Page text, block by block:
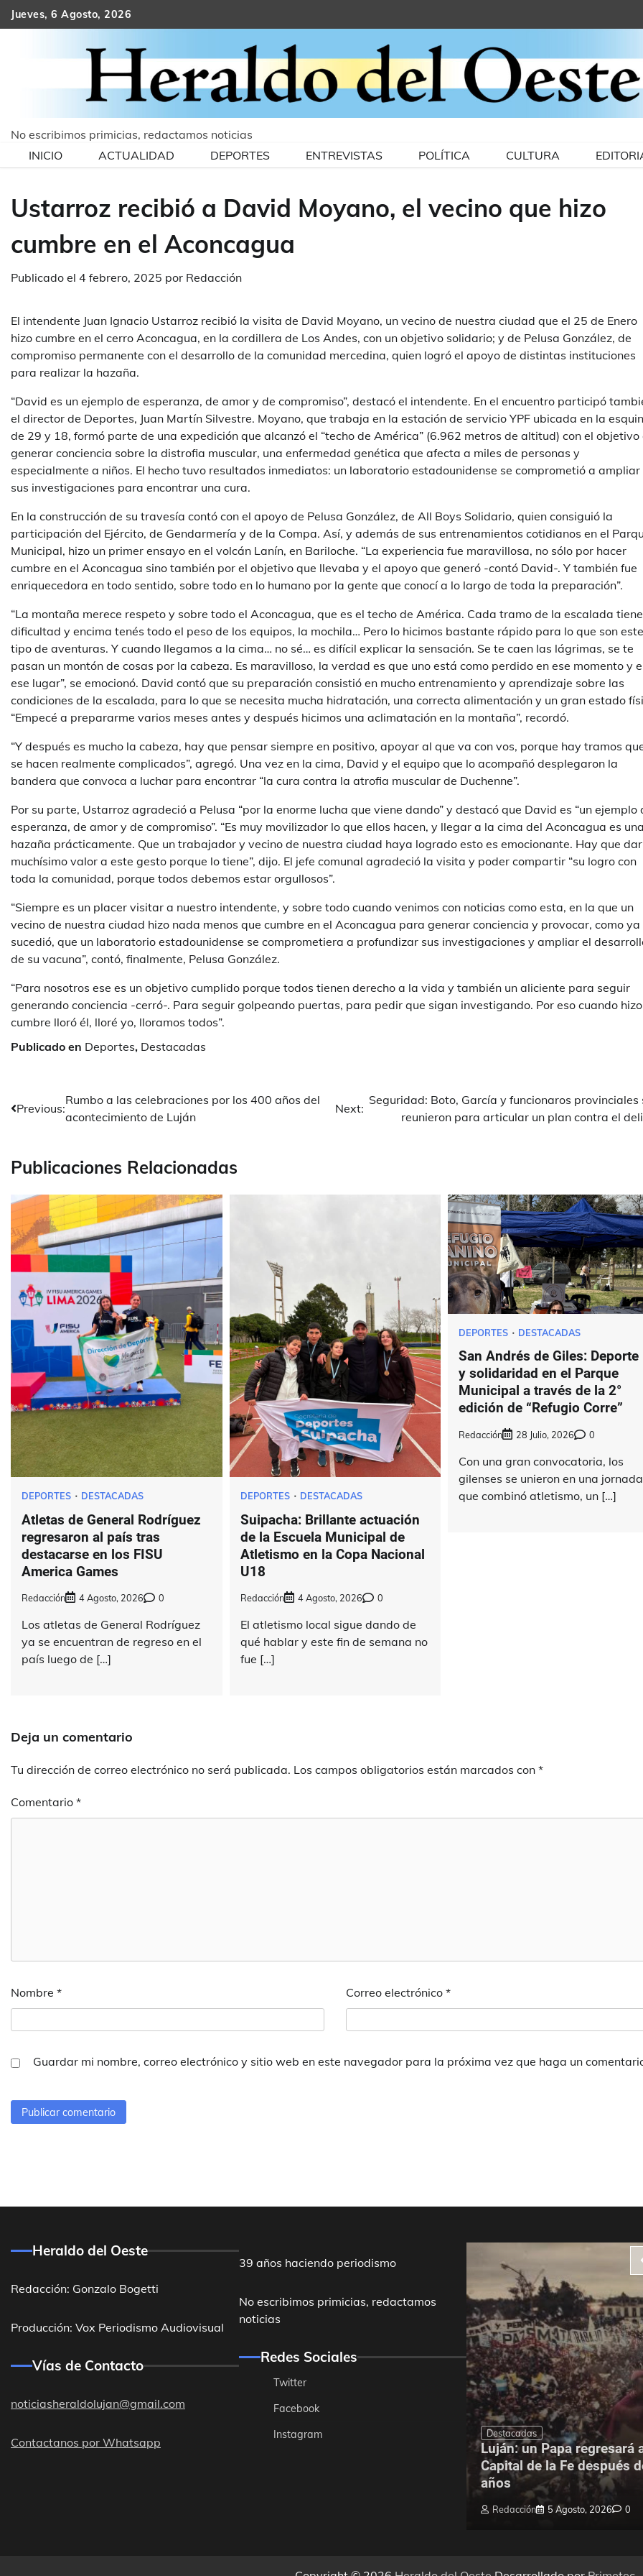
Skip
to
Jueves, 6 Agosto, 2026
No escribimos primicias, redactamos noticias
INICIO
ACTUALIDAD DEPORTES ENTREVISTAS POLÍTICA CULTURA
Ustarroz recibió a David Moyano, el vecino que hizo
cumbre en el Aconcagua
Publicado el 4 febrero, 2025 por Redacción
El intendente Juan Ignacio Ustarroz recibió la visita de David Moyano, un vecino de nuestra ciudad que el 25 de Enero
hizo cumbre en el cerro Aconcagua, en la cordillera de Los Andes, con un objetivo solidario; y de Pelusa González, de
compromiso permanente con el desarrollo de la comunidad mercedina, quien logró el apoyo de distintas instituciones
para realizar la hazaña.
“David es un ejemplo de esperanza, de amor y de compromiso”, destacó el intendente. En el encuentro participó
el director de Deportes, Juan Martín Silvestre. Moyano, que trabaja en la estación de servicio YPF ubicada en la
de 29 y 18, formó parte de una expedición que alcanzó el “techo de América” (6.962 metros de altitud) con el objetivo
generar conciencia sobre la distrofia muscular, una enfermedad genética que afecta a miles de personas y
especialmente a niños. El hecho tuvo resultados inmediatos: un laboratorio estadounidense se comprometió a ampliar
sus investigaciones para encontrar una cura.
En la construcción de su travesía contó con el apoyo de Pelusa González, de All Boys Solidario, quien consiguió la
participación del Ejército, de Gendarmería y de la Compa. Así, y además de sus entrenamientos cotidianos en el
Municipal, hizo un primer ensayo en el volcán Lanín, en Bariloche. “La experiencia fue maravillosa, no sólo por hacer
cumbre en el Aconcagua sino también por el objetivo que llevaba y el apoyo que generó -contó David-. Y también fue
enriquecedora en todo sentido, sobre todo en lo humano por la gente que conocí a lo largo de toda la preparación”.
“La montaña merece respeto y sobre todo el Aconcagua, que es el techo de América. Cada tramo de la escalada
dificultad y encima tenés todo el peso de los equipos, la mochila… Pero lo hicimos bastante rápido para lo que son este
tipo de aventuras. Y cuando llegamos a la cima… no sé… es difícil explicar la sensación. Se te caen las lágrimas, se te
pasan un montón de cosas por la cabeza. Es maravilloso, la verdad es que uno está como perdido en ese momento y
ese lugar”, se emocionó. David contó que su preparación consistió en mucho entrenamiento y aprendizaje sobre las
condiciones de la escalada, para lo que se necesita mucha hidratación, una correcta alimentación y un gran estado
“Empecé a prepararme varios meses antes y después hicimos una aclimatación en la montaña”, recordó.
“Y después es mucho la cabeza, hay que pensar siempre en positivo, apoyar al que va con vos, porque hay tramos
se hacen realmente complicados”, agregó. Una vez en la cima, David y el equipo que lo acompañó desplegaron la
bandera que convoca a luchar para encontrar “la cura contra la atrofia muscular de Duchenne”.
Por su parte, Ustarroz agradeció a Pelusa “por la enorme lucha que viene dando” y destacó que David es “un ejemplo
esperanza, de amor y de compromiso”. “Es muy movilizador lo que ellos hacen, y llegar a la cima del Aconcagua es
hazaña prácticamente. Que un trabajador y vecino de nuestra ciudad haya logrado esto es emocionante. Hay que
muchísimo valor a este gesto porque lo tiene”, dijo. El jefe comunal agradeció la visita y poder compartir “su logro con
toda la comunidad, porque todos debemos estar orgullosos”.
“Siempre es un placer visitar a nuestro intendente, y sobre todo cuando venimos con noticias como esta, en la que un
vecino de nuestra ciudad hizo nada menos que cumbre en el Aconcagua para generar conciencia y provocar, como ya
sucedió, que un laboratorio estadounidense se comprometiera a profundizar sus investigaciones y ampliar el
de su vacuna”, contó, finalmente, Pelusa González.
“Para nosotros ese es un objetivo cumplido porque todos tienen derecho a la vida y también un aliciente para seguir
generando conciencia -cerró-. Para seguir golpeando puertas, para pedir que sigan investigando. Por eso cuando hizo
cumbre lloró él, lloré yo, lloramos todos”.
Publicado en Deportes, Destacadas
Navegación
entradas
Previous:
Rumbo a las celebraciones por los 400 años del
acontecimiento de Luján
Next:
Seguridad: Boto, García y funcionaros provinciales
reunieron para articular un plan contra el
Publicaciones Relacionadas
DEPORTES DESTACADAS
Atletas de General Rodríguez
regresaron al país tras
destacarse en los FISU
America Games
Redacción 4 Agosto, 2026 0
Los atletas de General Rodríguez
ya se encuentran de regreso en el
país luego de […]
DEPORTES DESTACADAS
Suipacha: Brillante actuación
de la Escuela Municipal de
Atletismo en la Copa Nacional
U18
Redacción 4 Agosto, 2026 0
El atletismo local sigue dando de
qué hablar y este fin de semana no
fue […]
DEPORTES DESTACADAS
San Andrés de Giles: Deporte
y solidaridad en el Parque
Municipal a través de la 2°
edición de “Refugio Corre”
Redacción 28 Julio, 2026 0
Con una gran convocatoria, los
gilenses se unieron en una jornada
que combinó atletismo, un […]
Deja un comentario
Tu dirección de correo electrónico no será publicada. Los campos obligatorios están marcados con *
Comentario *
Nombre * Correo electrónico *
Guardar mi nombre, correo electrónico y sitio web en este navegador para la próxima vez que haga un
Heraldo del Oeste
Redacción: Gonzalo Bogetti
Producción: Vox Periodismo Audiovisual
Vías de Contacto
noticiasheraldolujan@gmail.com
Contactanos por Whatsapp
39 años haciendo periodismo
No escribimos primicias, redactamos
noticias
Redes Sociales
Twitter
Facebook
Instagram
Destacadas
Luján: un Papa regresará
Capital de la Fe después
años
Redacción 5 Agosto, 2026 0